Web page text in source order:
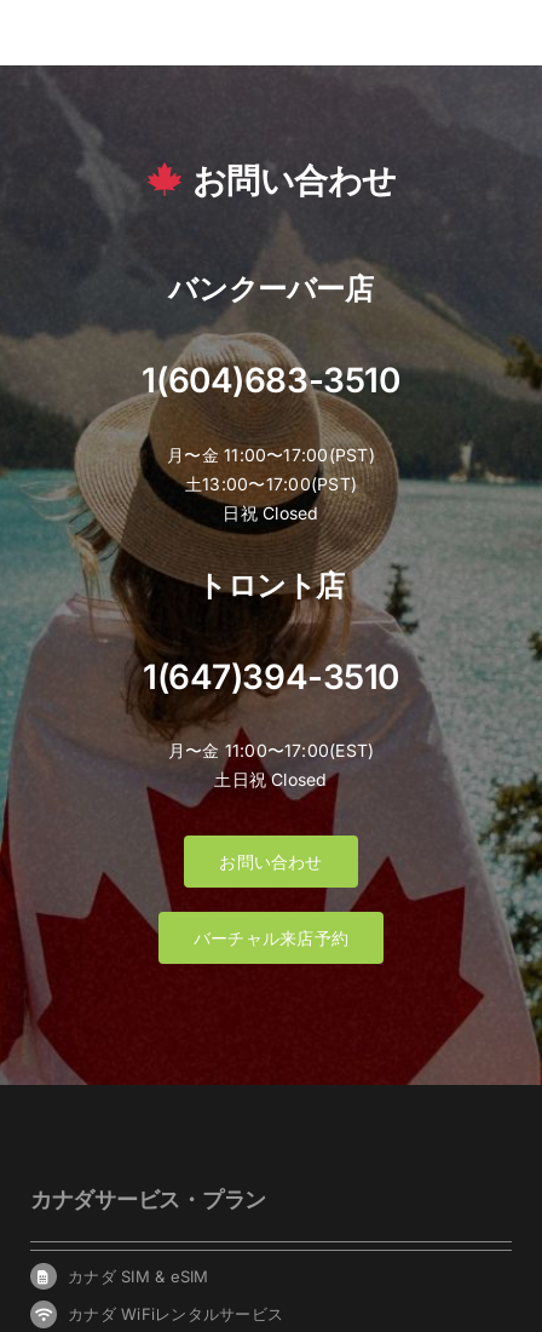
お問い合わせ
バンクーバー店
1(604)683-3510
月〜金 11:00〜17:00(PST)
土13:00〜17:00(PST)
日祝 Closed
トロント店
1(647)394-3510
月〜金 11:00〜17:00(EST)
土日祝 Closed
お問い合わせ
バーチャル来店予約
カナダサービス・プラン
カナダ SIM & eSIM
カナダ WiFiレンタルサービス